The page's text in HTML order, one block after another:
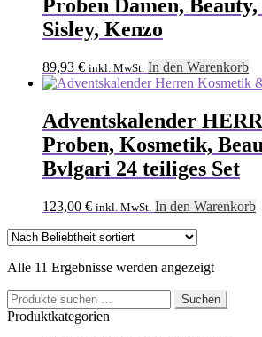
Proben Damen,
Sisley, Kenzo
89,93 € inkl. MwSt. In den Warenkorb
Adventskalender
Proben, Kosmetik,
Bvlgari 24 teiliges Set
123,00 € inkl. MwSt. In den Warenkorb
Alle 11 Ergebnisse werden angezeigtNach
sortiert
Suchen
nach:
Suchen
Produktkategorien